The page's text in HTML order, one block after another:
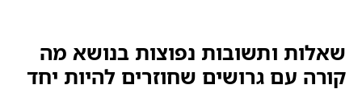
שאלות ותשובות נפוצות בנושא מה
קורה עם גרושים שחוזרים להיות יחד